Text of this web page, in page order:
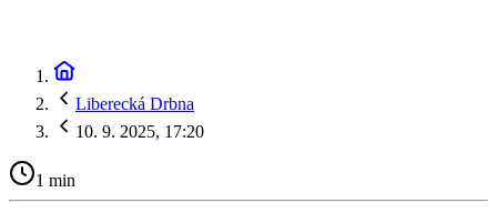
Liberecká Drbna
10. 9. 2025, 17:20
1 min